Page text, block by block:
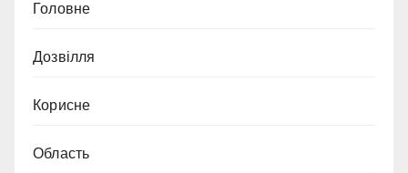
Головне
Дозвілля
Корисне
Область